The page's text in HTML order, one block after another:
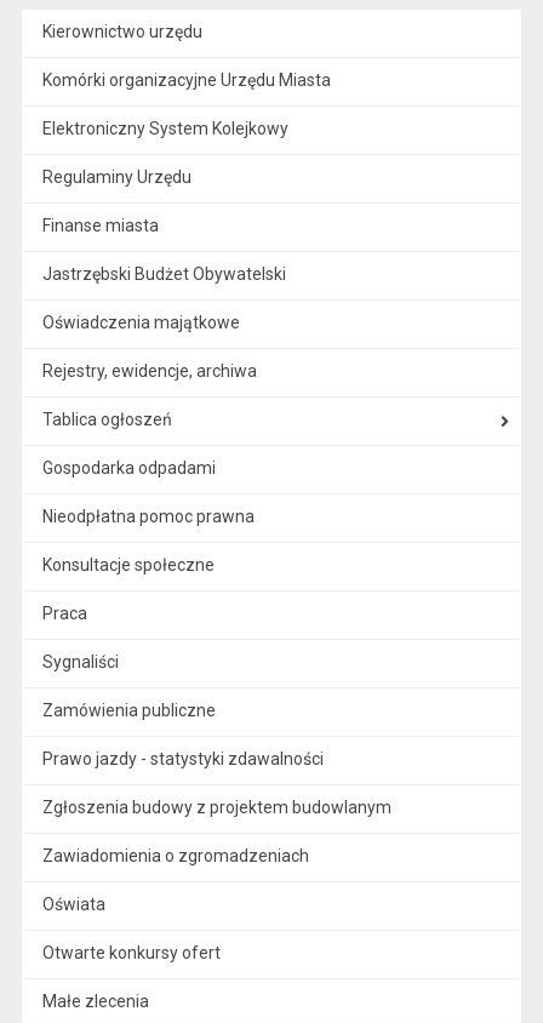
Kierownictwo urzędu
Komórki organizacyjne Urzędu Miasta
Elektroniczny System Kolejkowy
Regulaminy Urzędu
Finanse miasta
Jastrzębski Budżet Obywatelski
Oświadczenia majątkowe
Rejestry, ewidencje, archiwa
Tablica ogłoszeń
Gospodarka odpadami
Nieodpłatna pomoc prawna
Konsultacje społeczne
Praca
Sygnaliści
Zamówienia publiczne
Prawo jazdy - statystyki zdawalności
Zgłoszenia budowy z projektem budowlanym
Zawiadomienia o zgromadzeniach
Oświata
Otwarte konkursy ofert
Małe zlecenia